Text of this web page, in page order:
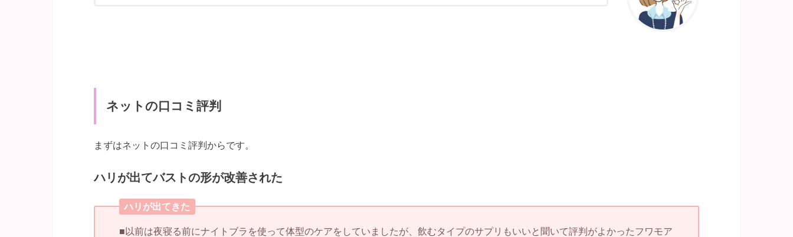
ネットの口コミ評判
まずはネットの口コミ評判からです。
ハリが出てバストの形が改善された
ハリが出てきた
■以前は夜寝る前にナイトブラを使って体型のケアをしていましたが、飲むタイプのサプリもいいと聞いて評判がよかったフワモア